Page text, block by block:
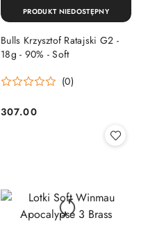
Bulls Krzysztof Ratajski G2 -
18g - 90% - Soft
(0)
Cena:
307.00
PRODUKT NIEDOSTĘPNY